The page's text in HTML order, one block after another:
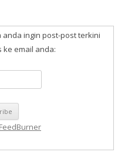
ingin post-post terkini
email anda:
FeedBurner